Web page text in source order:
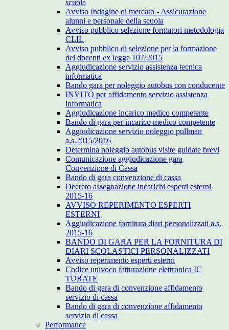
scuola
Avviso Indagine di mercato - Assicurazione
alunni e personale della scuola
Avviso pubblico selezione formatori metodologia
CLIL
Avviso pubblico di selezione per la formazione
dei docenti ex legge 107/2015
Aggiudicazione servizio assistenza tecnica
informatica
Bando gara per noleggio autobus con conducente
INVITO per affidamento servizio assistenza
informatica
Aggiudicazione incarico medico competente
Bando di gara per incarico medico competente
Aggiudicazione servizio noleggio pullman
a.s.2015/2016
Determina noleggio autobus visite guidate brevi
Comunicazione aggiudicazione gara
Convenzione di Cassa
Bando di gara convenzione di cassa
Decreto assegnazione incarichi esperti esterni
2015-16
AVVISO REPERIMENTO ESPERTI
ESTERNI
Aggiudicazione fornitura diari personalizzati a.s.
2015-16
BANDO DI GARA PER LA FORNITURA DI
DIARI SCOLASTICI PERSONALIZZATI
Avviso reperimento esperti esterni
Codice univoco fatturazione elettronica IC
TURATE
Bando di gara di convenzione affidamento
servizio di cassa
Bando di gara di convenzione affidamento
servizio di cassa
Performance